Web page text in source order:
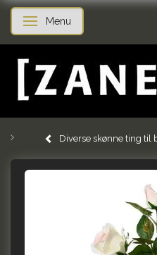
Skifte navigation
Menu
Diverse skønne ting til